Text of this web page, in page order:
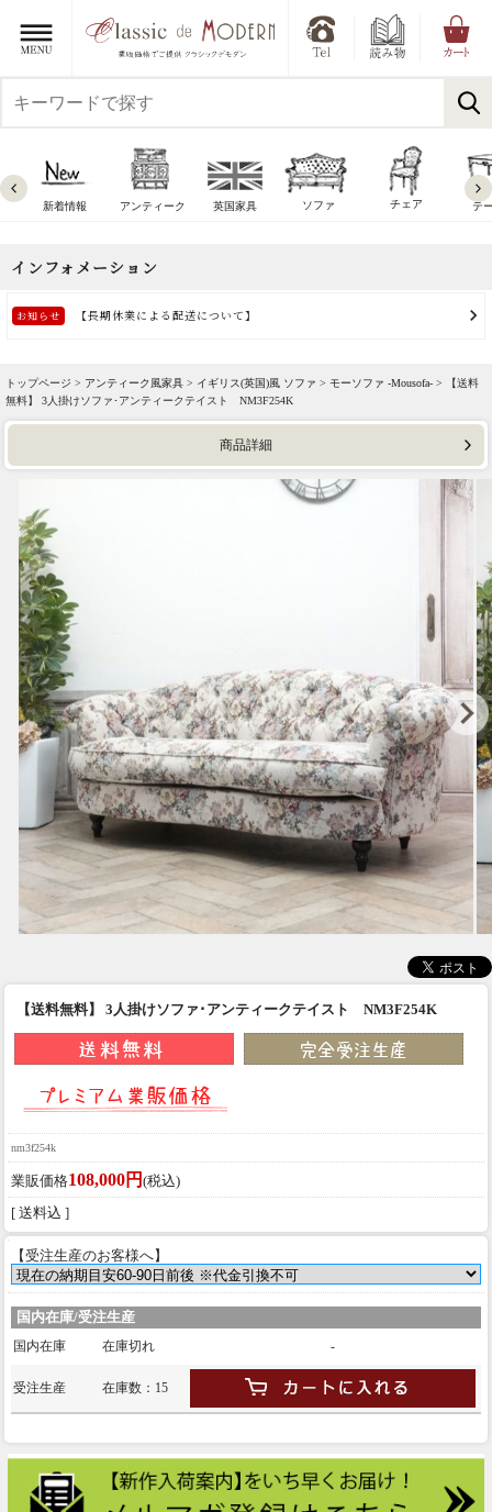
新着情報 アンティーク 英国家具 ソファ チェア テ
トップページ > アンティーク風家具 > イギリス(英国)風 ソファ > モーソファ -Mousofa- > 【送料
無料】 3人掛けソファ･アンティークテイスト NM3F254K
商品詳細
【送料無料】 3人掛けソファ･アンティークテイスト NM3F254K
nm3f254k
業販価格108,000円 (税込)
[ 送料込 ]
【受注生産のお客様へ】
国内在庫/受注生産
国内在庫 在庫切れ -
受注生産 在庫数：15